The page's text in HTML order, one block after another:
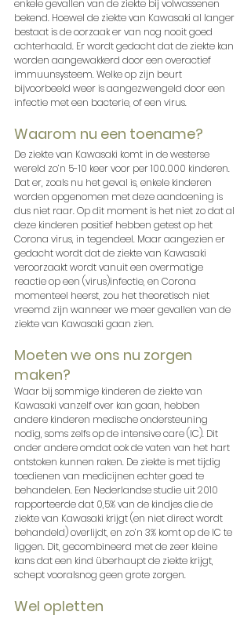
enkele gevallen van de ziekte bij volwassenen
bekend. Hoewel de ziekte van Kawasaki al langer
bestaat is de oorzaak er van nog nooit goed
achterhaald. Er wordt gedacht dat de ziekte kan
worden aangewakkerd door een overactief
immuunsysteem. Welke op zijn beurt
bijvoorbeeld weer is aangezwengeld door een
infectie met een bacterie, of een virus.
Waarom nu een toename?
De ziekte van Kawasaki komt in de westerse
wereld zo’n 5-10 keer voor per 100.000 kinderen.
Dat er, zoals nu het geval is, enkele kinderen
worden opgenomen met deze aandoening is
dus niet raar. Op dit moment is het niet zo dat al
deze kinderen positief hebben getest op het
Corona virus, in tegendeel. Maar aangezien er
gedacht wordt dat de ziekte van Kawasaki
veroorzaakt wordt vanuit een overmatige
reactie op een (virus)infectie, en Corona
momenteel heerst, zou het theoretisch niet
vreemd zijn wanneer we meer gevallen van de
ziekte van Kawasaki gaan zien.
Moeten we ons nu zorgen
maken?
Waar bij sommige kinderen de ziekte van
Kawasaki vanzelf over kan gaan, hebben
andere kinderen medische ondersteuning
nodig, soms zelfs op de intensive care (IC). Dit
onder andere omdat ook de vaten van het hart
ontstoken kunnen raken. De ziekte is met tijdig
toedienen van medicijnen echter goed te
behandelen. Een Nederlandse studie uit 2010
rapporteerde dat 0,5% van de kindjes die de
ziekte van Kawasaki krijgt (en niet direct wordt
behandeld) overlijdt, en zo’n 3% komt op de IC te
liggen. Dit, gecombineerd met de zeer kleine
kans dat een kind überhaupt de ziekte krijgt,
schept vooralsnog geen grote zorgen.
Wel opletten